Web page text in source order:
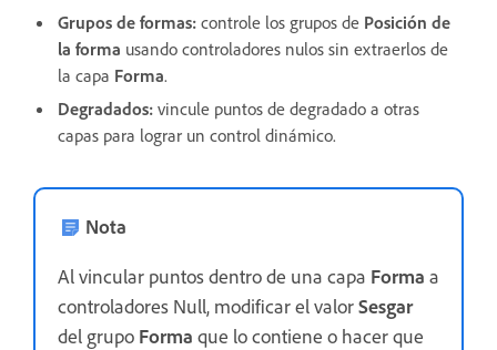
Grupos de formas: controle los grupos de Posición de
la forma usando controladores nulos sin extraerlos de
la capa Forma.
Degradados: vincule puntos de degradado a otras
capas para lograr un control dinámico.
Nota
Al vincular puntos dentro de una capa Forma a
controladores Null, modificar el valorSesgar
del grupo Forma que lo contiene o hacer que